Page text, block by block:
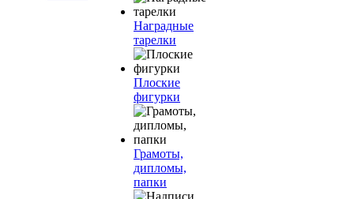
Наградные
тарелки
Плоские
фигурки
Грамоты,
дипломы,
папки